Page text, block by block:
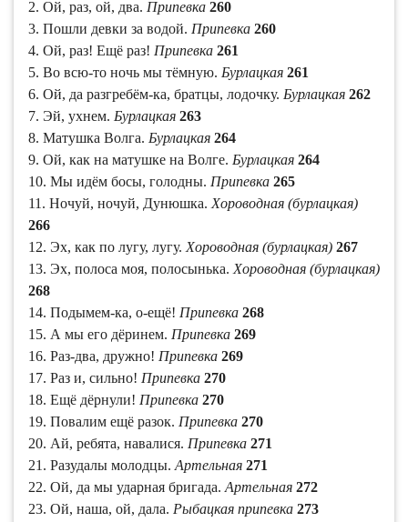
2. Ой, раз, ой, два. Припевка 260
3. Пошли девки за водой. Припевка 260
4. Ой, раз! Ещё раз! Припевка 261
5. Во всю-то ночь мы тёмную. Бурлацкая 261
6. Ой, да разгребём-ка, братцы, лодочку. Бурлацкая 262
7. Эй, ухнем. Бурлацкая 263
8. Матушка Волга. Бурлацкая 264
9. Ой, как на матушке на Волге. Бурлацкая 264
10. Мы идём босы, голодны. Припевка 265
11. Ночуй, ночуй, Дунюшка. Хороводная (бурлацкая)
266
12. Эх, как по лугу, лугу. Хороводная (бурлацкая) 267
13. Эх, полоса моя, полосынька. Хороводная (бурлацкая)
268
14. Подымем-ка, о-ещё! Припевка 268
15. А мы его дёринем. Припевка 269
16. Раз-два, дружно! Припевка 269
17. Раз и, сильно! Припевка 270
18. Ещё дёрнули! Припевка 270
19. Повалим ещё разок. Припевка 270
20. Ай, ребята, навалися. Припевка 271
21. Разудалы молодцы. Артельная 271
22. Ой, да мы ударная бригада. Артельная 272
23. Ой, наша, ой, дала. Рыбацкая припевка 273